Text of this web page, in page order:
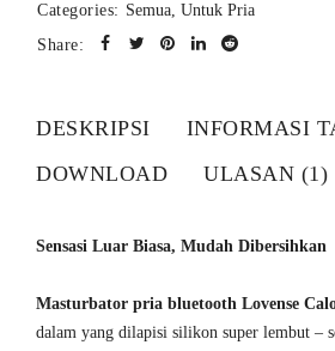
Categories: Semua, Untuk Pria
Share:
DESKRIPSI
INFORMASI
DOWNLOAD
ULASAN (1)
Sensasi Luar Biasa, Mudah Dibersihkan
Masturbator pria bluetooth Lovense
dalam yang dilapisi silikon super lembut –